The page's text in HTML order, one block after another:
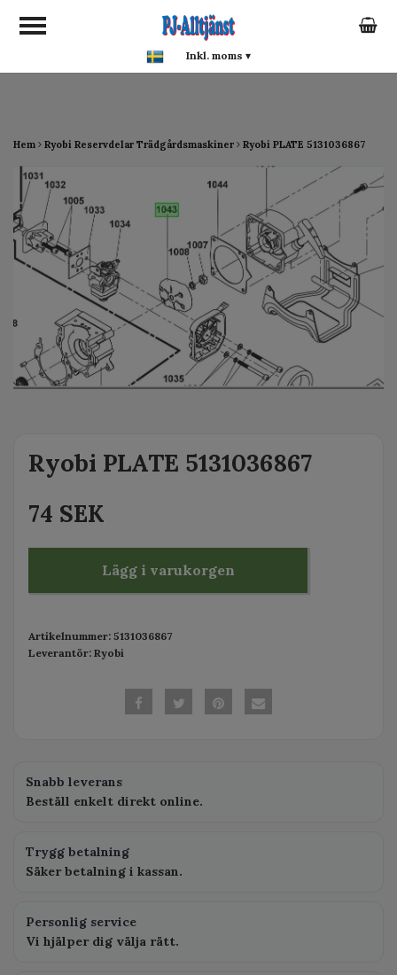
google-site-verification:
google0142a1f5f0015a93.html
Hem Ryobi Reservdelar Trädgårdsmaskiner Ryobi PLATE 5131036867
Ryobi PLATE 5131036867
74 SEK
Lägg i varukorgen
Artikelnummer: 5131036867
Leverantör: Ryobi
Snabb leverans
Beställ enkelt direkt online.
Trygg betalning
Säker betalning i kassan.
Personlig service
Vi hjälper dig välja rätt.
Inkl. moms ▾